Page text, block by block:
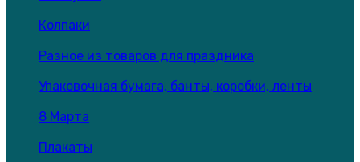
Колпаки
Разное из товаров для праздника
Упаковочная бумага, банты, коробки, ленты
8 Марта
Плакаты